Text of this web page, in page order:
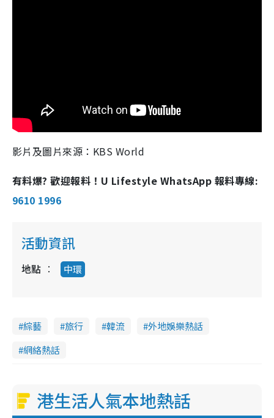
影片及圖片來源：KBS World
有料爆? 歡迎報料！U Lifestyle WhatsApp 報料專線:
9610 1996
活動資訊
地點 中環
綜藝 旅行 韓流
外地娛樂熱話
網絡熱話
港生活人氣本地熱話